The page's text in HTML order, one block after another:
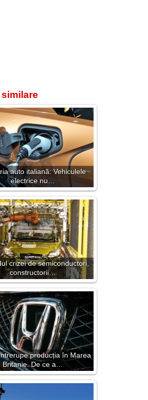
auto italiană: Vehiculele
electrice nu…
crizei de semiconductori,
constructorii…
producția în Marea
Britanie. De ce a…